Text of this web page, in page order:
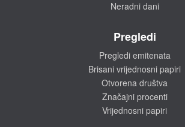
Neradni dani
Pregledi
Pregledi emitenata
Brisani vrijednosni papiri
Otvorena društva
Značajni procenti
Vrijednosni papiri